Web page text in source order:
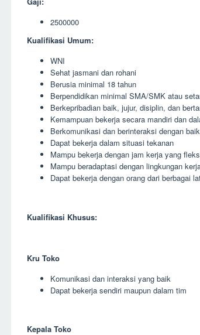
2500000
Kualifikasi Umum:
WNI
Sehat jasmani dan rohani
Berusia minimal 18 tahun
Berpendidikan minimal SMA/SMK atau
Berkepribadian baik, jujur, disiplin, dan
Kemampuan bekerja secara mandiri dan
Berkomunikasi dan berinteraksi dengan baik
Dapat bekerja dalam situasi tekanan
Mampu bekerja dengan jam kerja yang
Mampu beradaptasi dengan lingkungan
Dapat bekerja dengan orang dari berbagai
Kualifikasi Khusus:
Kru Toko
Komunikasi dan interaksi yang baik
Dapat bekerja sendiri maupun dalam tim
Kepala Toko